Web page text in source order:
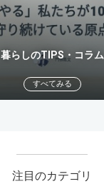
暮らしのTIPS・コラム
すべてみる
注目のカテゴリ